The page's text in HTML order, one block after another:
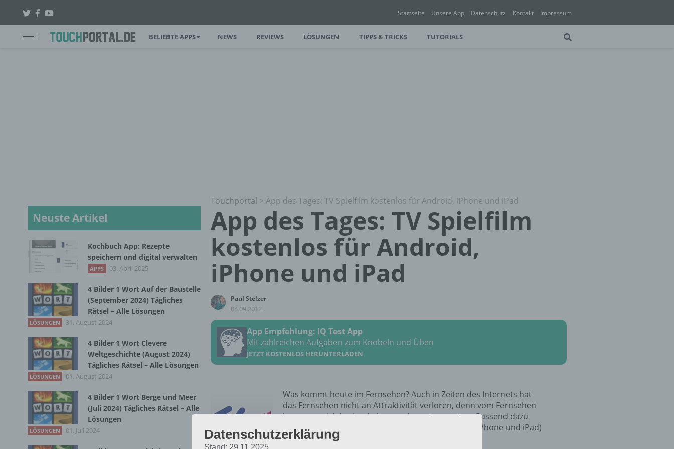
Startseite Unsere App Datenschutz Kontakt Impressum
BELIEBTE APPS NEWS REVIEWS LÖSUNGEN TIPPS & TRICKS TUTORIALS
Touchportal > App des Tages: TV Spielfilm kostenlos für Android, iPhone und iPad
App des Tages: TV Spielfilm
kostenlos für Android,
iPhone und iPad
Paul Stelzer
04.09.2012
App Empfehlung: IQ Test App
Mit zahlreichen Aufgaben zum Knobeln und Üben
JETZT KOSTENLOS HERUNTERLADEN
Was kommt heute im Fernsehen? Auch in Zeiten des Internets hat
das Fernsehen nicht an Attraktivität verloren, denn vom Fernsehen
kann man sich berieseln lassen ohne etwas zu tun. Passend dazu
gibt es natürlich auch die App für Android und iOS (iPhone und iPad)
und dann auch noch kostenlos.
Neuste Artikel
Kochbuch App: Rezepte
speichern und digital verwalten
APPS 03. April 2025
4 Bilder 1 Wort Auf der Baustelle
(September 2024) Tägliches
Rätsel – Alle Lösungen
LÖSUNGEN 31. August 2024
4 Bilder 1 Wort Clevere
Weltgeschichte (August 2024)
Tägliches Rätsel – Alle Lösungen
LÖSUNGEN 01. August 2024
4 Bilder 1 Wort Berge und Meer
(Juli 2024) Tägliches Rätsel – Alle
Lösungen
LÖSUNGEN 01. Juli 2024 Datenschutzerklärung
Stand: 29.11.2025